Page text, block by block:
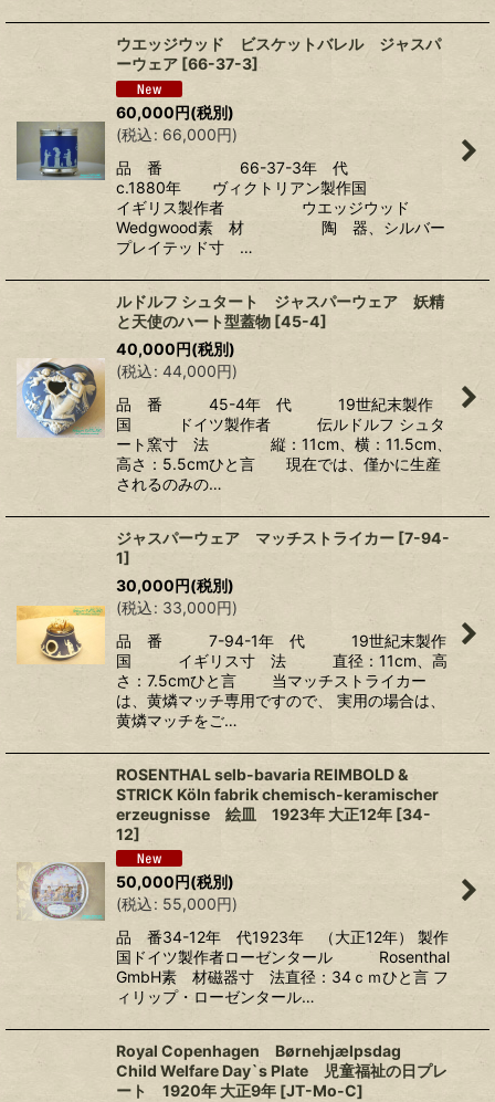
ウエッジウッド ビスケットバレル ジャスパ
ーウェア [66-37-3]
60,000円(税別)
(税込: 66,000円)
品 番 66-37-3年 代
c.1880年 ヴィクトリアン製作国
イギリス製作者 ウエッジウッド
Wedgwood素 材 陶 器、シルバー
プレイテッド寸 …
ルドルフ シュタート ジャスパーウェア 妖精
と天使のハート型蓋物 [45-4]
40,000円(税別)
(税込: 44,000円)
品 番 45-4年 代 19世紀末製作
国 ドイツ製作者 伝ルドルフ シュタ
ート窯寸 法 縦：11cm、横：11.5cm、
高さ：5.5cmひと言 現在では、僅かに生産
されるのみの…
ジャスパーウェア マッチストライカー [7-94-
1]
30,000円(税別)
(税込: 33,000円)
品 番 7-94-1年 代 19世紀末製作
国 イギリス寸 法 直径：11cm、高
さ：7.5cmひと言 当マッチストライカー
は、黄燐マッチ専用ですので、 実用の場合は、
黄燐マッチをご…
ROSENTHAL selb-bavaria REIMBOLD &
STRICK Köln fabrik chemisch-keramischer
erzeugnisse 絵皿 1923年 大正12年 [34-
12]
50,000円(税別)
(税込: 55,000円)
品 番34-12年 代1923年 （大正12年） 製作
国ドイツ製作者ローゼンタール Rosenthal
GmbH素 材磁器寸 法直径：34ｃｍひと言 フ
ィリップ・ローゼンタール…
Royal Copenhagen Børnehjælpsdag
Child Welfare Day`s Plate 児童福祉の日プレ
ート 1920年 大正9年 [JT-Mo-C]